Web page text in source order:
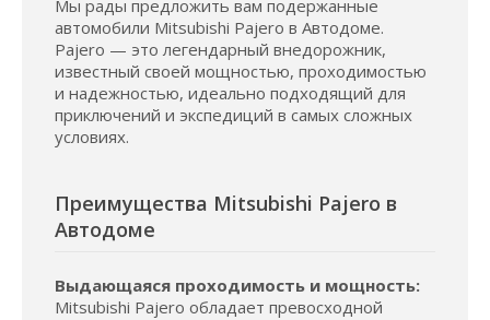
Мы рады предложить вам подержанные
автомобили Mitsubishi Pajero в Автодоме.
Pajero — это легендарный внедорожник,
известный своей мощностью, проходимостью
и надежностью, идеально подходящий для
приключений и экспедиций в самых сложных
условиях.
Преимущества Mitsubishi Pajero в
Автодоме
Выдающаяся проходимость и мощность:
Mitsubishi Pajero обладает превосходной